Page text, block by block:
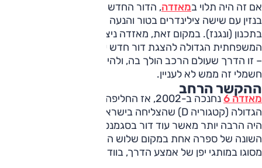
אם זה היה תלוי במאזדה
בנזין עם שישה צילינדרים בטור והנעה אחורית – רעיון שאכן היה
בתכנון (ונגנז). במקום זאת, מאזדה ניצלה את הצורך בחידוש
המשפחתית הגדולה להצגת דור חדש עם הנעה חשמלית מלאה
חשמלי זה ממש לא לעניין.
ההקשר הרחב
מאזדה 6
הגדולה (קטגוריה D) שהצליחה בישראל בגדול. הדגם החדש
היה הרבה יותר מאשר עוד דור בסגמנט כזה או אחר. לסימול
השונה של ספרה אחת במקום שלוש היה ביטוי כפול – אז חלוצי
מסוגו במותגי יפן של אמצע הדרך, בוודאי במכונית מסוג כזה.